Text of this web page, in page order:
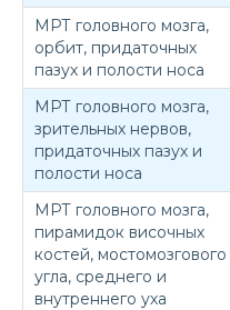
МРТ головного мозга,
орбит, придаточных
пазух и полости носа
МРТ головного мозга,
зрительных нервов,
придаточных пазух и
полости носа
МРТ головного мозга,
пирамидок височных
костей, мостомозгового
угла, среднего и
внутреннего уха